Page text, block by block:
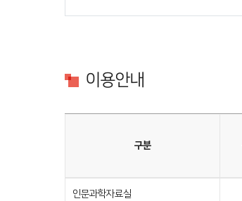
이용안내
구분
인문과학자료실